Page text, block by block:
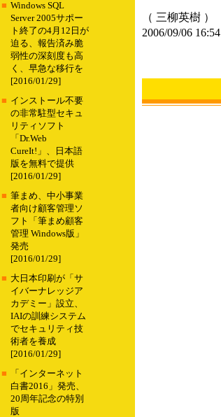
■ Windows SQL
Server 2005サポー
ト終了の4月12日が
迫る、報告済み脆
弱性の深刻度も高
く、早急な移行を
[2016/01/29]
■ インストール不要
の非常駐型セキュ
リティソフト
「Dr.Web
CureIt!」、日本語
版を無料で提供
[2016/01/29]
■ 筆まめ、中小事業
者向け顧客管理ソ
フト「筆まめ顧客
管理 Windows版」
発売
[2016/01/29]
■ 大日本印刷が「サ
イバーナレッジア
カデミー」設立、
IAIの訓練システム
でセキュリティ技
術者を養成
[2016/01/29]
■
「インターネット
白書2016」発売、
20周年記念の特別
版
（ 三柳英樹 ）
2006/09/06 16:54